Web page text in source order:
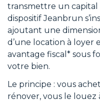
transmettre un capital
dispositif Jeanbrun
ajoutant une
d’une location à loyer
avantage fiscal* sous
votre bien.
Le principe : vous
rénover, vous le louez